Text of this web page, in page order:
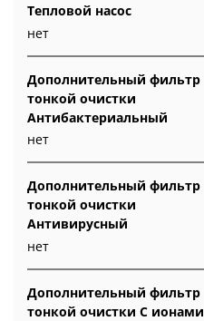
Тепловой насос
нет
Дополнительный фильтр
тонкой очистки
Антибактериальный
нет
Дополнительный фильтр
тонкой очистки
Антивирусный
нет
Дополнительный фильтр
тонкой очистки С ионами